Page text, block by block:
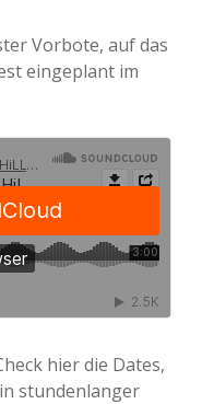
Vorbote, auf das
eingeplant im
hier die Dates,
in stundenlanger